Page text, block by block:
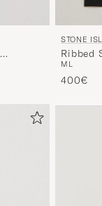
STONE
Ribbed
Black
M L
400€